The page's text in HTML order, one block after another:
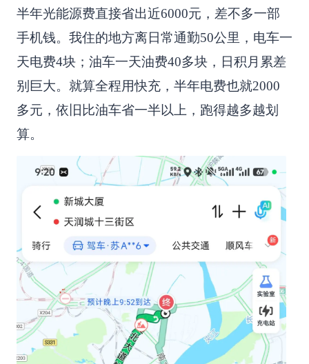
半年光能源费直接省出近6000元，差不多一部
手机钱。我住的地方离日常通勤50公里，电车一
天电费4块；油车一天油费40多块，日积月累差
别巨大。就算全程用快充，半年电费也就2000
多元，依旧比油车省一半以上，跑得越多越划
算。